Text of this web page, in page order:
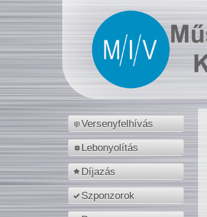
Versenyfelhívás
Lebonyolítás
Díjazás
Szponzorok